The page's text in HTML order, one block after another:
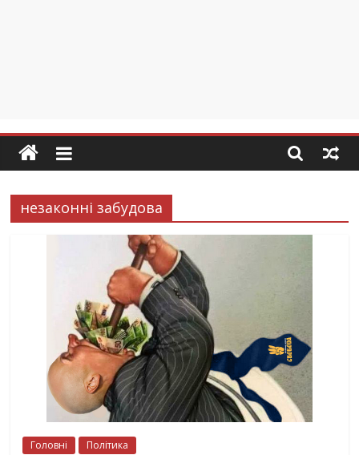
незаконні забудова
Головні Політика